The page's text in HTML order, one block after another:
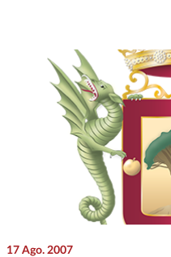
17 Ago. 2007